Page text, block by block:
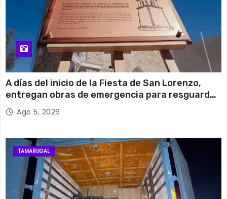
A días del inicio de la Fiesta de San Lorenzo,
entregan obras de emergencia para resguardar
su histórico campanario
Ago 5, 2026
TAMARUGAL